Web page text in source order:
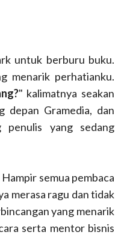
untuk berburu buku.
menarik perhatianku.
" kalimatnya seakan
depan Gramedia, dan
penulis yang sedang
semua pembaca
merasa ragu dan tidak
yang menarik
serta mentor bisnis